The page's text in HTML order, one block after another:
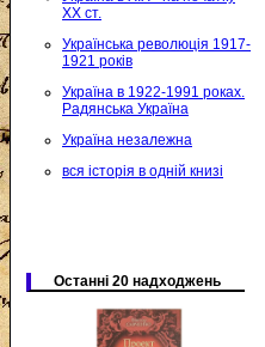
XX ст.
Українська революція 1917-
1921 років
Україна в 1922-1991 роках.
Радянська Україна
Україна незалежна
вся історія в одній книзі
Останні 20 надходжень